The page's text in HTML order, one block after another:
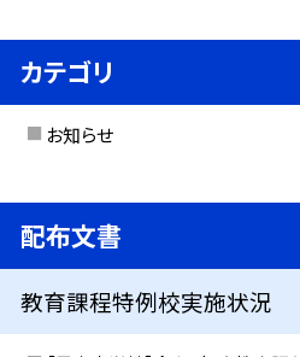
カテゴリ
お知らせ
配布文書
教育課程特例校実施状況